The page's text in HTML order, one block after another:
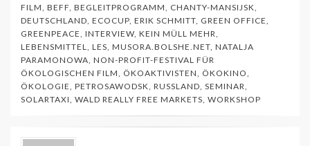
FILM BEFF BEGLEITPROGRAMM CHANTY-MANSIJSK
DEUTSCHLAND ECOCUP ERIK SCHMITT GREEN OFFICE
GREENPEACE INTERVIEW KEIN MÜLL MEHR
LEBENSMITTEL
LES MUSORA.BOLSHE.NET NATALJA
PARAMONOWA NON-PROFIT-FESTIVAL FÜR
ÖKOLOGISCHEN FILM
ÖKOAKTIVISTEN ÖKOKINO
ÖKOLOGIE PETROSAWODSK RUSSLAND SEMINAR
SOLARTAXI WALD REALLY FREE MARKETS WORKSHOP